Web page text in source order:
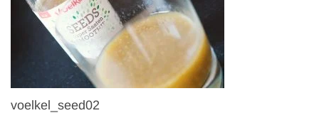
voelkel_seed02